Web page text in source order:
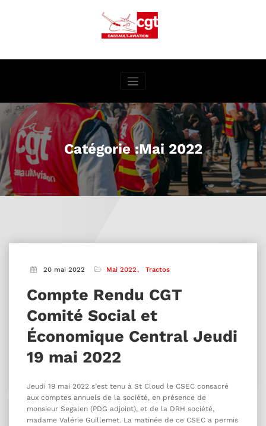
Catégorie :Mai 2022
20 mai 2022 Mai 2022 Tractos
Compte Rendu CGT
Comité Social et
Économique Central Jeudi
19 mai 2022
Jeudi 19 mai 2022 s’est tenu à St Cloud le CSEC consacré
aux comptes annuels de la société, en présence de
monsieur Segalen (PDG adjoint), et de la DRH société,
madame Valérie Guillemet. La matinée de ce CSEC a permis